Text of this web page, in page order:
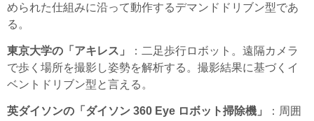
められた仕組みに沿って動作するデマンドドリブン型であ
る。
東京大学の「アキレス」
：二足歩行ロボット。遠隔カメラ
で歩く場所を撮影し姿勢を解析する。撮影結果に基づくイ
ベントドリブン型と言える。
英ダイソンの「ダイソン 360 Eye ロボット掃除機」
：周囲